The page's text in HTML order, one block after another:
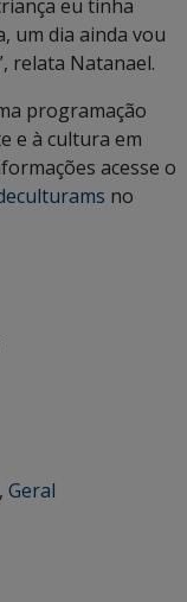
eu tinha
um dia ainda vou
relata Natanael.
programação
e à cultura em
acesse o
no
, Geral